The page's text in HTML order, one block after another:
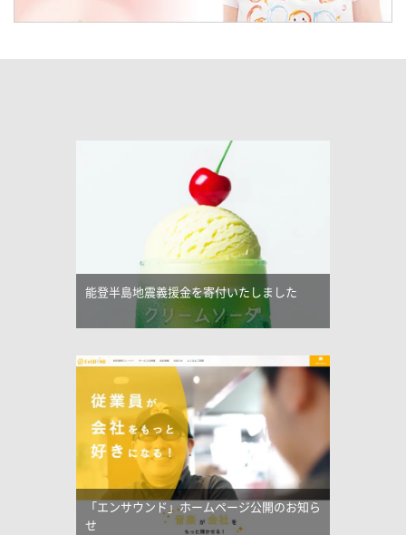
能登半島地震義援金を寄付いたしました
「エンサウンド」ホームページ公開のお知ら
せ